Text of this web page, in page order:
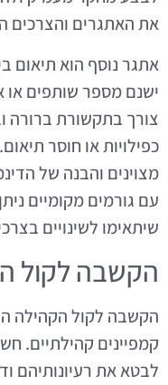
את האתגרים והצרכים
אתגר נוסף הוא תיאום
ישנם מספר שותפים או
צורך בתקשורת ברורה
כפילויות או חוסר
מצוינים והבנה של
עם גורמים מקומיים
שיתאימו לשינויים
הקשבה לקול
הקשבה לקול הקהילה
קמפיינים קהילתיים.
לבטא את רעיונותיהם